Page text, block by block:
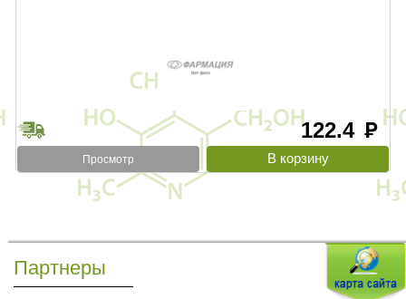
122.4 руб
Просмотр
Партнеры